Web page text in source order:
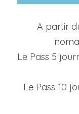
A partir
Le Pass 5
Le Pass 10